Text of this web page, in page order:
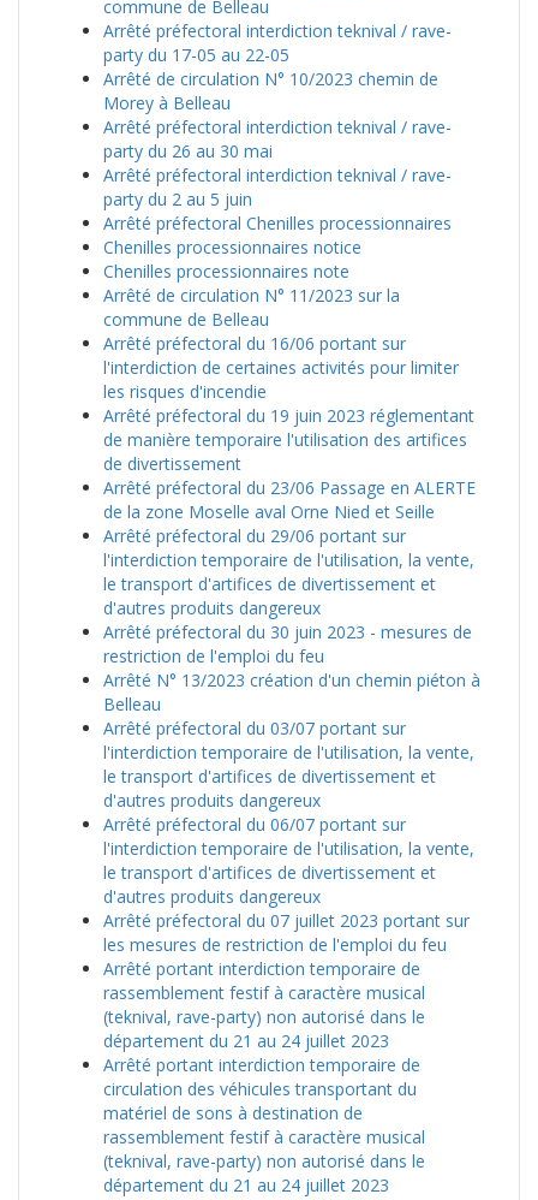
commune de Belleau
Arrêté préfectoral interdiction teknival / rave-
party du 17-05 au 22-05
Arrêté de circulation N° 10/2023 chemin de
Morey à Belleau
Arrêté préfectoral interdiction teknival / rave-
party du 26 au 30 mai
Arrêté préfectoral interdiction teknival / rave-
party du 2 au 5 juin
Arrêté préfectoral Chenilles processionnaires
Chenilles processionnaires notice
Chenilles processionnaires note
Arrêté de circulation N° 11/2023 sur la
commune de Belleau
Arrêté préfectoral du 16/06 portant sur
l'interdiction de certaines activités pour limiter
les risques d'incendie
Arrêté préfectoral du 19 juin 2023 réglementant
de manière temporaire l'utilisation des artifices
de divertissement
Arrêté préfectoral du 23/06 Passage en ALERTE
de la zone Moselle aval Orne Nied et Seille
Arrêté préfectoral du 29/06 portant sur
l'interdiction temporaire de l'utilisation, la vente,
le transport d'artifices de divertissement et
d'autres produits dangereux
Arrêté préfectoral du 30 juin 2023 - mesures de
restriction de l'emploi du feu
Arrêté N° 13/2023 création d'un chemin piéton à
Belleau
Arrêté préfectoral du 03/07 portant sur
l'interdiction temporaire de l'utilisation, la vente,
le transport d'artifices de divertissement et
d'autres produits dangereux
Arrêté préfectoral du 06/07 portant sur
l'interdiction temporaire de l'utilisation, la vente,
le transport d'artifices de divertissement et
d'autres produits dangereux
Arrêté préfectoral du 07 juillet 2023 portant sur
les mesures de restriction de l'emploi du feu
Arrêté portant interdiction temporaire de
rassemblement festif à caractère musical
(teknival, rave-party) non autorisé dans le
département du 21 au 24 juillet 2023
Arrêté portant interdiction temporaire de
circulation des véhicules transportant du
matériel de sons à destination de
rassemblement festif à caractère musical
(teknival, rave-party) non autorisé dans le
département du 21 au 24 juillet 2023